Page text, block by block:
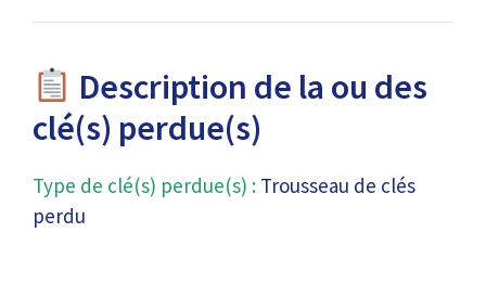
Description de la ou des
clé(s) perdue(s)
Type de clé(s) perdue(s) : Trousseau de clés
perdu